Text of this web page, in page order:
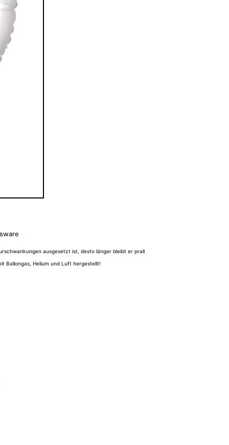
ausgesetzt ist, desto länger bleibt er prall
Ballongas, Helium und Luft hergestellt!